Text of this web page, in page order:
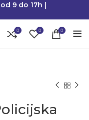
9 do 17h |
0 0 0